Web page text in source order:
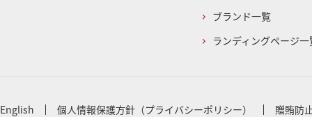
ブランド一覧
ランディングページ一
English 個人情報保護方針（プライバシーポリシー） 贈賄防